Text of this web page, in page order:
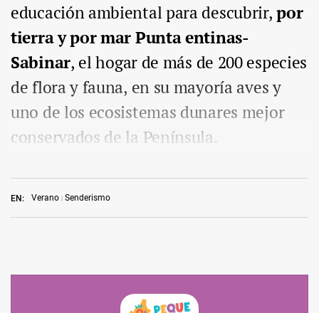
EN: Verano Senderismo
educación ambiental para descubrir,por
tierra y por mar Punta entinas-
Sabinar, el hogar de más de 200 especies
de flora y fauna, en su mayoría aves y
uno de los ecosistemas dunares mejor
conservados de la Península.